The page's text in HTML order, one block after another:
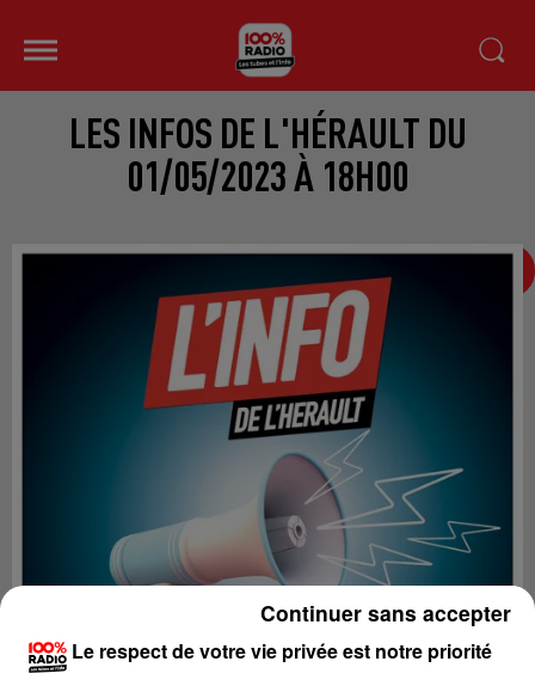
LES INFOS DE L'HÉRAULT DU
01/05/2023 À 18H00
Le respect de votre vie privée est notre priorité
Continuer sans accepter